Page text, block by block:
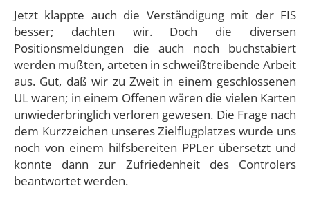
Jetzt klappte auch die Verständigung mit der FIS
besser; dachten wir. Doch die diversen
Positionsmeldungen die auch noch buchstabiert
werden mußten, arteten in schweißtreibende Arbeit
aus. Gut, daß wir zu Zweit in einem geschlossenen
UL waren; in einem Offenen wären die vielen Karten
unwiederbringlich verloren gewesen. Die Frage nach
dem Kurzzeichen unseres Zielflugplatzes wurde uns
noch von einem hilfsbereiten PPLer übersetzt und
konnte dann zur Zufriedenheit des Controlers
beantwortet werden.